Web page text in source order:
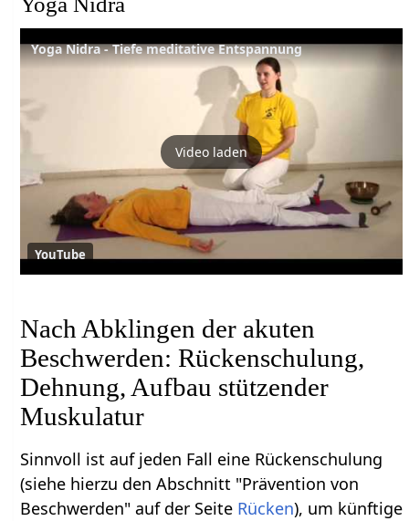
Yoga Nidra - Tiefe meditative Entspannung
Video laden
YouTube
Nach Abklingen der akuten
Beschwerden: Rückenschulung,
Dehnung, Aufbau stützender
Muskulatur
Sinnvoll ist auf jeden Fall eine Rückenschulung
(siehe hierzu den Abschnitt "Prävention von
Beschwerden" auf der Seite Rücken), um künftige